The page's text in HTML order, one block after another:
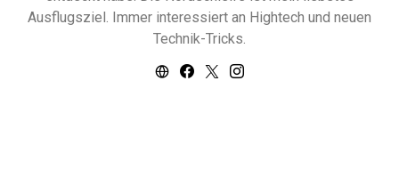
Ausflugsziel. Immer interessiert an Hightech und neuen
Technik-Tricks.